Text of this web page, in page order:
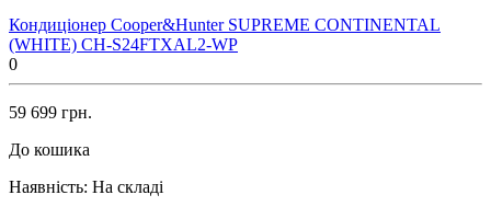
Кондиціонер Cooper&Hunter SUPREME CONTINENTAL
(WHITE) CH-S24FTXAL2-WP
0
59 699 грн.
До кошика
Наявність: На складі